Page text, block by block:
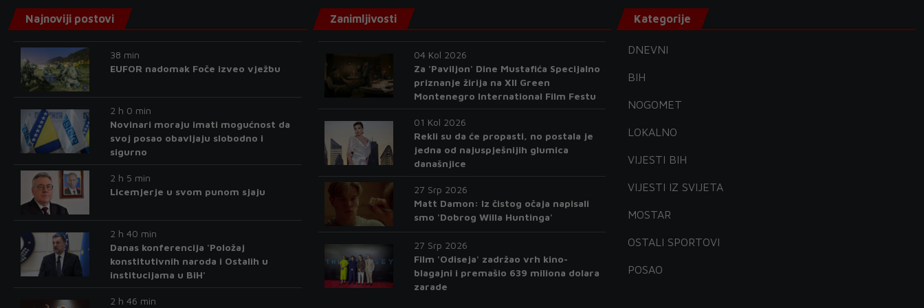
Najnoviji postovi
38 min
EUFOR nadomak Foče izveo vježbu
2 h 0 min
Novinari moraju imati mogućnost da
svoj posao obavljaju slobodno i
sigurno
2 h 5 min
Licemjerje u svom punom sjaju
2 h 40 min
Danas konferencija 'Položaj
konstitutivnih naroda i Ostalih u
institucijama u BiH'
2 h 46 min
Zanimljivosti
04 Kol 2026
Za 'Paviljon' Dine Mustafića Specijalno
priznanje žirija na XII Green
Montenegro International Film Festu
01 Kol 2026
Rekli su da će propasti, no postala je
jedna od najuspješnijih glumica
današnjice
27 Srp 2026
Matt Damon: Iz čistog očaja napisali
smo 'Dobrog Willa Huntinga'
27 Srp 2026
Film 'Odiseja' zadržao vrh kino-
blagajni i premašio 639 miliona dolara
zarade
Kategorije
DNEVNI
BIH
NOGOMET
LOKALNO
VIJESTI BIH
VIJESTI IZ SVIJETA
MOSTAR
OSTALI SPORTOVI
POSAO